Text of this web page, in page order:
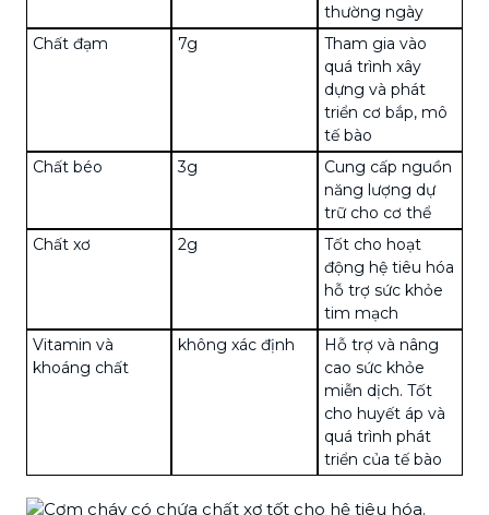
thường ngày
Chất đạm
7g
Tham gia vào
quá trình xây
dựng và phát
triển cơ bắp, mô
tế bào
Chất béo
3g
Cung cấp nguồn
năng lượng dự
trữ cho cơ thể
Chất xơ
2g
Tốt cho hoạt
động hệ tiêu hóa
hỗ trợ sức khỏe
tim mạch
Vitamin và
khoáng chất
không xác định
Hỗ trợ và nâng
cao sức khỏe
miễn dịch. Tốt
cho huyết áp và
quá trình phát
triển của tế bào